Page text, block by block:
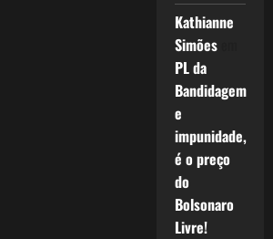
Kathianne
Simõesem
PL da
Bandidagem
e
impunidade,
é o preço
do
Bolsonaro
Livre!